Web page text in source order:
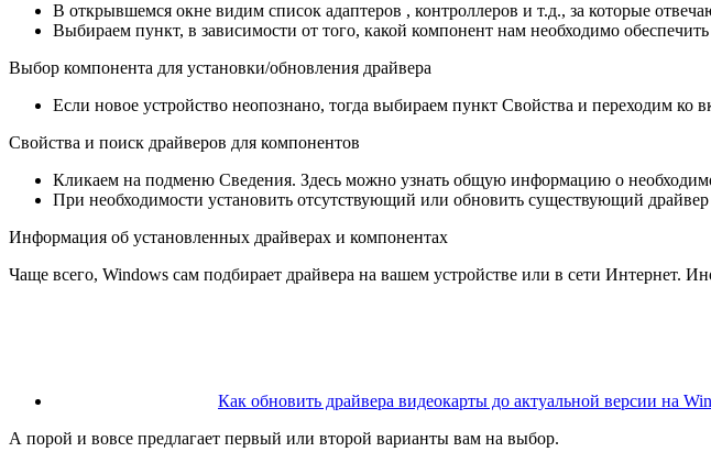
В открывшемся окне видим список адаптеров , контроллеров и т.д., за которые
Выбираем пункт, в зависимости от того, какой компонент нам необходимо
Выбор компонента для установки/обновления драйвера
Если новое устройство неопознано, тогда выбираем пункт Свойства и переходим ко
Свойства и поиск драйверов для компонентов
Кликаем на подменю Сведения. Здесь можно узнать общую информацию о
При необходимости установить отсутствующий или обновить существующий
Информация об установленных драйверах и компонентах
Чаще всего, Windows сам подбирает драйвера на вашем устройстве или в сети Интернет.
Как обновить драйвера видеокарты до актуальной версии на
А порой и вовсе предлагает первый или второй варианты вам на выбор.